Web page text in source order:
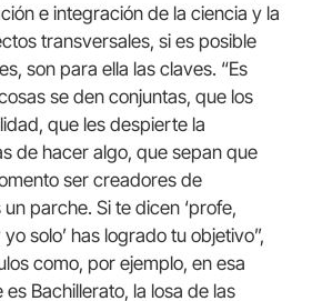
e integración de la ciencia y la
transversales, si es posible
son para ella las claves. “Es
se den conjuntas, que los
que les despierte la
de hacer algo, que sepan que
ser creadores de
parche. Si te dicen ‘profe,
solo’ has logrado tu objetivo”,
como, por ejemplo, en esa
es Bachillerato, la losa de las